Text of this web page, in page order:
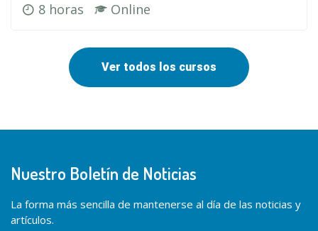
8 horas Online
Ver todos los cursos
Nuestro Boletín de Noticias
La forma más sencilla de mantenerse al día de las noticias y
artículos.